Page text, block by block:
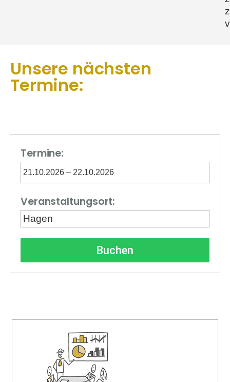
Unsere nächsten
Termine:
Termine:
21.10.2026 – 22.10.2026
Veranstaltungsort:
Hagen
Buchen